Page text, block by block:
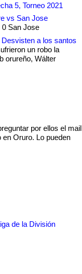
5, Torneo 2021
vs San Jose
0 San Jose
a los santos
un robo la
orureño, Wálter
por ellos el mail
Oruro. Lo pueden
de la División